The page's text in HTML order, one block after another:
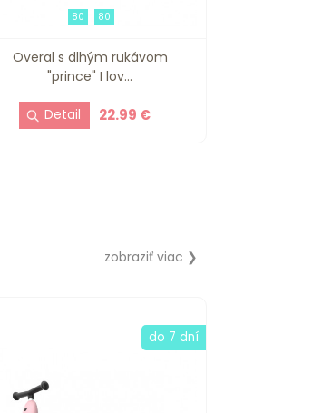
Overal s dlhým rukávom
"prince" I lov...
22.99 €
80 80
zobraziť viac ❯
do 7 dní